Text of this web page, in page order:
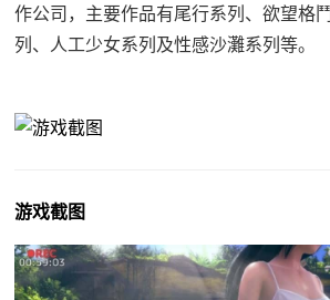
作公司，主要作品有尾行系列、欲望格
列、人工少女系列及性感沙灘系列等。
游戏截图